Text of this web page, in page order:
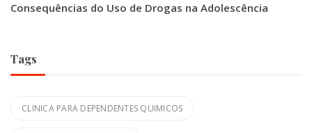
Consequências do Uso de Drogas na Adolescência
Tags
CLINICA PARA DEPENDENTES QUIMICOS